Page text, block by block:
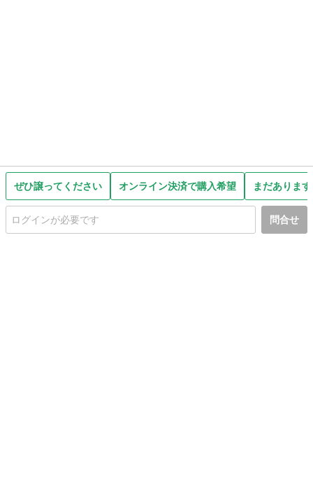
ぜひ譲ってください オンライン決済で購入希望 まだありま
問合せ